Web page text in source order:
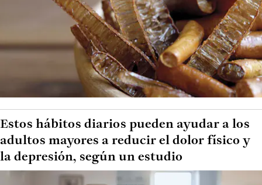
Estos hábitos diarios pueden ayudar a los
adultos mayores a reducir el dolor físico y
la depresión, según un estudio